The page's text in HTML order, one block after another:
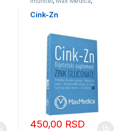
Cink-Zn
450,00 RSD